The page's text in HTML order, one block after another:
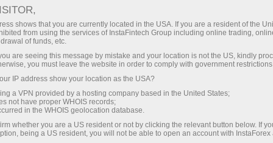
12.05.2026 06:17 AM
Cách giao dịch cặp tiền tệ EUR/USD
vào ngày 12 tháng 5? Mẹo đơn giản và
phân tích giao dịch cho người mới bắt
đầu
shows that you are currently located in the USA. If you are a resident of the
from using the services of InstaFintech Group including online trading,
of funds, etc.
are seeing this message by mistake and your location is not the US, kindly
you must leave the website in order to comply with government
IP address show your location as the USA?
a VPN provided by a hosting company based in the United States;
not have proper WHOIS records;
in the WHOIS geolocation database.
whether you are a US resident or not by clicking the relevant button below. If
being a US resident, you will not be able to open an account with InstaForex